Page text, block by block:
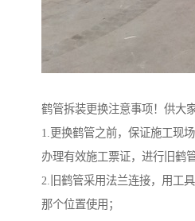
鹤管拆装更换注意事项！供大家
1.更换鹤管之前，保证施工现
办理有效施工票证，进行旧鹤
2.旧鹤管采用法兰连接，用工
那个位置使用；